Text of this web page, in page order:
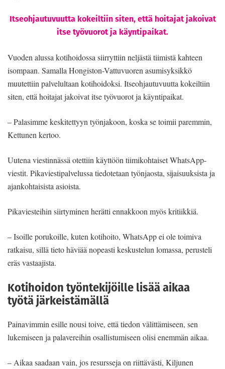
Itseohjautuvuutta kokeiltiin siten, että hoitajat jakoivat
itse työvuorot ja käyntipaikat.
Vuoden alussa kotihoidossa siirryttiin neljästä tiimistä kahteen
isompaan. Samalla Hongiston-Vattuvuoren asumisyksikkö
muutettiin palvelultaan kotihoidoksi. Itseohjautuvuutta kokeiltiin
siten, että hoitajat jakoivat itse työvuorot ja käyntipaikat.
– Palasimme keskitettyyn työnjakoon, koska se toimii paremmin,
Kettunen kertoo.
Uutena viestinnässä otettiin käyttöön tiimikohtaiset WhatsApp-
viestit. Pikaviestipalvelussa tiedotetaan työnjaosta, sijaisuuksista ja
ajankohtaisista asioista.
Pikaviesteihin siirtyminen herätti ennakkoon myös kritiikkiä.
– Isoille porukoille, kuten kotihoito, WhatsApp ei ole toimiva
ratkaisu, sillä tieto häviää nopeasti keskustelun lomassa, perusteli
eräs vastaajista.
Kotihoidon työntekijöille lisää aikaa
työtä järkeistämällä
Painavimmin esille nousi toive, että tiedon välittämiseen, sen
lukemiseen ja palavereihin osallistumiseen olisi enemmän aikaa.
– Aikaa saadaan vain, jos resursseja on riittävästi, Kiljunen